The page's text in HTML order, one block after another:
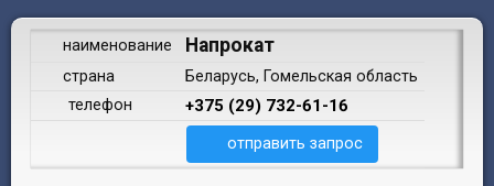
наименование Напрокат
страна
Беларусь, Гомельская область
телефон
+375 (29) 732-61-16
отправить запрос